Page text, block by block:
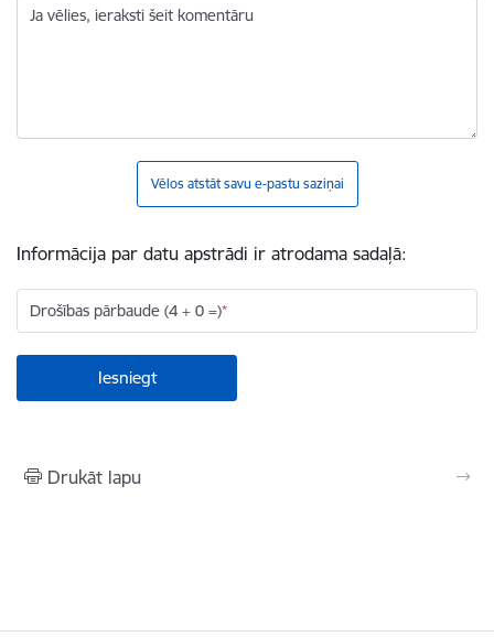
Ja vēlies, ieraksti šeit komentāru
Vēlos atstāt savu e-pastu saziņai
Informācija par datu apstrādi ir atrodama sadaļā:
Drošības pārbaude (4 + 0 =)
Drukāt lapu